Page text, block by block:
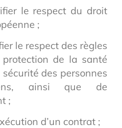
le respect du droit
;
le respect des règles
de la santé
des personnes
ainsi que de
;
d’un contrat ;